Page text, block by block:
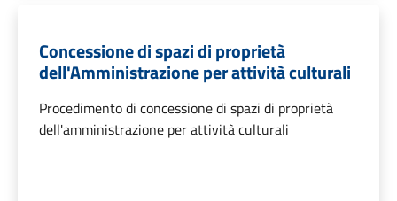
Concessione di spazi di proprietà
dell'Amministrazione per attività culturali
Procedimento di concessione di spazi di proprietà
dell'amministrazione per attività culturali